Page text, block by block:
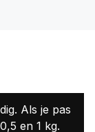
Als je pas
en 1 kg.